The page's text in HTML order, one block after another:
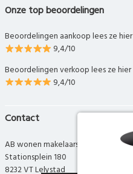
Onze top beoordelingen
Beoordelingen aankoop lees ze hier
9,4/10
Beoordelingen verkoop lees ze hier
9,4/10
Contact
AB wonen makelaars
Stationsplein 180
8232 VT Lelystad